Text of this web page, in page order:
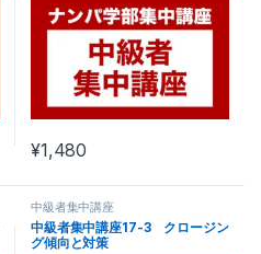
¥1,480
中級者集中講座
中級者集中講座17-3 クロージン
グ傾向と対策